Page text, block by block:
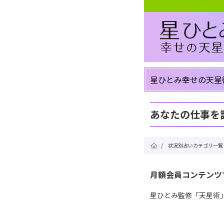
星ひとみ幸せの天
あなたの仕事
/ 状況別占いカテゴリ一覧
月額会員コンテンツ
星ひとみ監修「天星術